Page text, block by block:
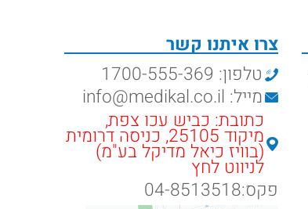
צרו איתנו קשר
טלפון: 1700-555-369
מייל: info@medikal.co.il
כתובת: כביש עכו צפת,
מיקוד 25105, כניסה דרומית
(בוויז כיאל מדיקל בע"מ)
לניווט לחץ
פקס:04-8513518